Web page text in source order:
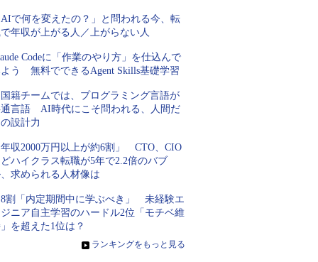
で何を変えたの？」と問われる今、転
年収が上がる人／上がらない人
Codeに「作業のやり方」を仕込んで
う 無料でできるAgent Skills基礎学習
籍チームでは、プログラミング言語が
言語 AI時代にこそ問われる、人間だ
設計力
収2000万円以上が約6割」 CTO、CIO
ハイクラス転職が5年で2.2倍のバブ
求められる人材像は
割「内定期間中に学ぶべき」 未経験エ
ニア自主学習のハードル2位「モチベ維
を超えた1位は？
» ランキングをもっと見る